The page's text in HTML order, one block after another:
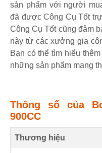
sản phẩm với người
đã được Công Cụ Tốt
Công Cụ Tốt cũng đảm
này từ các xưởng gia
Bạn có thể tìm hiểu
những sản phẩm mang
Thông số của
900CC
Thương hiệu